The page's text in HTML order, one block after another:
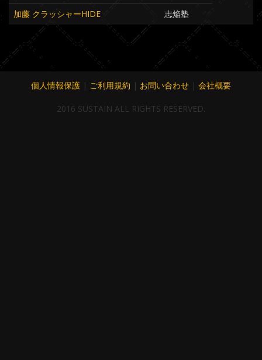
加藤 クラッシャーHIDE
志焔塾
個人情報保護 | ご利用規約 | お問い合わせ | 会社概要
2016 SUSTAIN ALL RIGHTS RESERVED.